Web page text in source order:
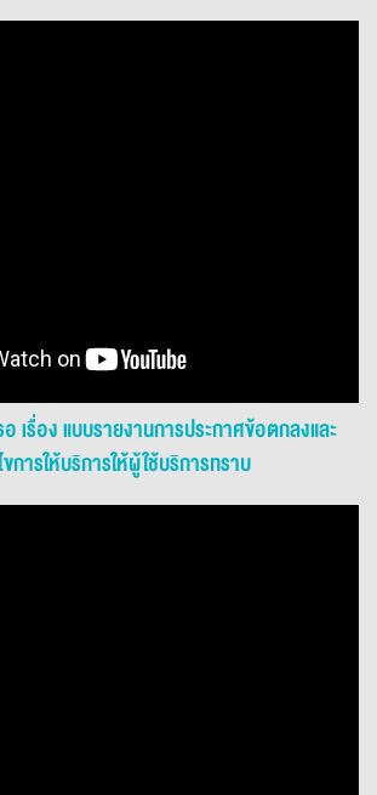
เรื่อง แบบรายงานการประกาศข้อตกลงและ
ขการให้บริการให้ผู้ใช้บริการทราบ